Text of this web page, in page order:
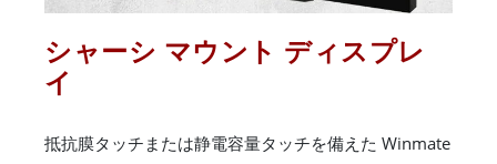
シャーシ マウント ディスプレ
イ
抵抗膜タッチまたは静電容量タッチを備えた Winmate